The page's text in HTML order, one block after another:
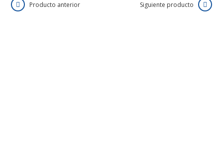
Producto anterior Siguiente producto